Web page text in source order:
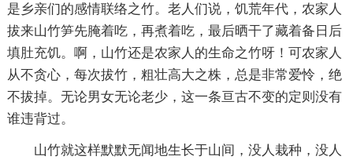
是乡亲们的感情联络之竹。老人们说，饥荒年代，农家人
拔来山竹笋先腌着吃，再煮着吃，最后晒干了藏着备日后
填肚充饥。啊，山竹还是农家人的生命之竹呀！可农家人
从不贪心，每次拔竹，粗壮高大之株，总是非常爱怜，绝
不拔掉。无论男女无论老少，这一条亘古不变的定则没有
谁违背过。
山竹就这样默默无闻地生长于山间，没人栽种，没人